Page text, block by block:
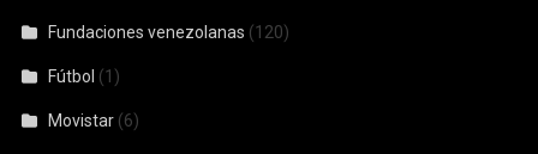
Fundaciones venezolanas (120)
Fútbol (1)
Movistar (6)